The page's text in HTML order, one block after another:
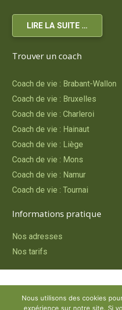
LIRE LA SUITE …
Trouver un coach
Coach de vie : Brabant-Wallon
Coach de vie : Bruxelles
Coach de vie : Charleroi
Coach de vie : Hainaut
Coach de vie : Liège
Coach de vie : Mons
Coach de vie : Namur
Coach de vie : Tournai
Informations pratique
Nos adresses
Nos tarifs
Nous utilisons des cookies
expérience sur notre site. Si